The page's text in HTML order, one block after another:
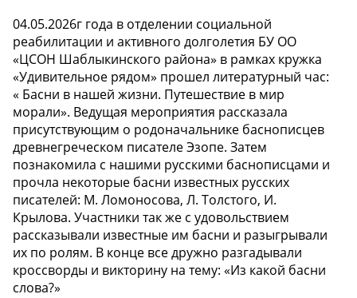
04.05.2026г года в отделении социальной
реабилитации и активного долголетия БУ ОО
«ЦСОН Шаблыкинского района» в рамках кружка
«Удивительное рядом» прошел литературный час:
« Басни в нашей жизни. Путешествие в мир
морали». Ведущая мероприятия рассказала
присутствующим о родоначальнике баснописцев
древнегреческом писателе Эзопе. Затем
познакомила с нашими русскими баснописцами и
прочла некоторые басни известных русских
писателей: М. Ломоносова, Л. Толстого, И.
Крылова. Участники так же с удовольствием
рассказывали известные им басни и разыгрывали
их по ролям. В конце все дружно разгадывали
кроссворды и викторину на тему: «Из какой басни
слова?»